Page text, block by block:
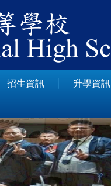
招生資訊 升學資訊